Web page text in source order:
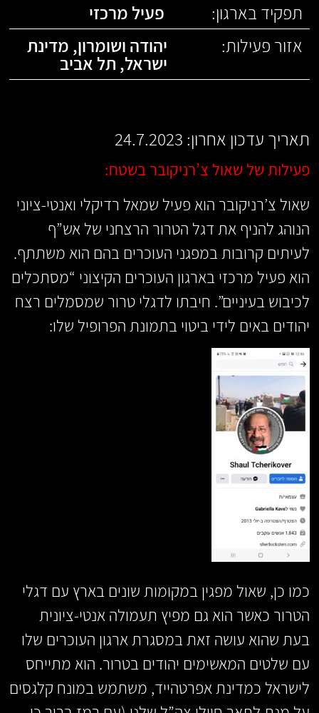
תפקיד בארגון:
פעיל מרכזי
אזור פעילות:
יהודה ושומרון, מדינת
ישראל, תל אביב
תאריך עדכון אחרון: 24.7.2023
פעילות של שאול צ’רניקובר בשטח:
שאול צ’רניקובר הוא פעיל שמאל רדיקלי ואנטי-ציוני
הנוהג להניף את דגל הטרור הרצחני של אש”ף
לעיתים קרובות במפגני העוכרים בהם הוא משתתף.
הוא פעיל מרכזי בארגון העוכרים הקיצוני “מסתכלים
לכיבוש בעיניים”. חיבתו לדגלי טרור שמסמלים רצח
יהודים באים לידי ביטוי בתמונת הפרופיל שלו:
כמו כן, שאול מפגין במקומות שונים בארץ עם דגלי
הטרור כאשר הוא גם מפיץ תעמולה אנטי-ציונית
בעת שהוא עושה זאת במסגרת ארגון העוכרים שלו
עם שלטים המאשימים יהודים בטרור. הוא מתייחס
לישראל כמדינת אפרטהייד, משתמש במונח קלגסים